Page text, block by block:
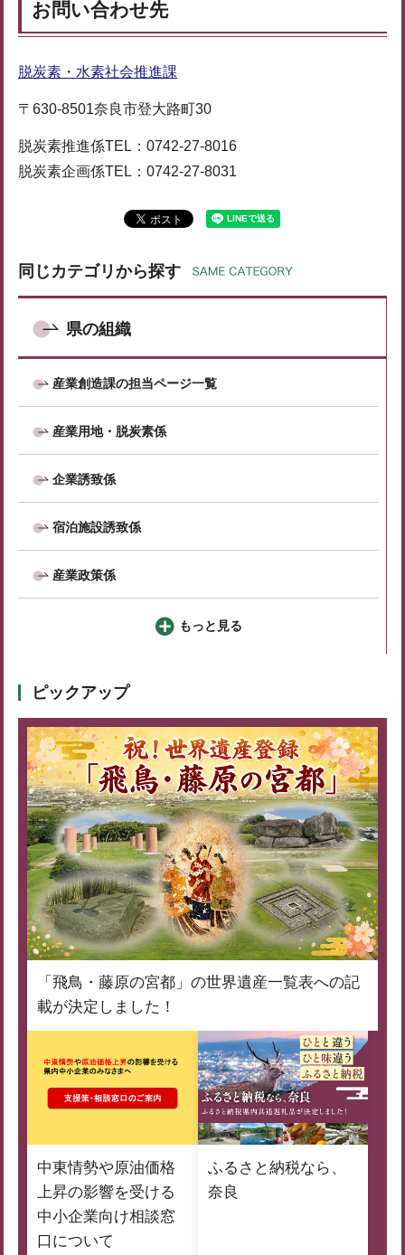
お問い合わせ先
脱炭素・水素社会推進課
〒630-8501奈良市登大路町30
脱炭素推進係TEL：0742-27-8016
脱炭素企画係TEL：0742-27-8031
同じカテゴリから探す
県の組織
産業創造課の担当ページ一覧
産業用地・脱炭素係
企業誘致係
宿泊施設誘致係
産業政策係
もっと見る
ピックアップ
「飛鳥・藤原の宮都」の世界遺産一覧表への記
載が決定しました！
中東情勢や原油価格
上昇の影響を受ける
中小企業向け相談窓
口について
ふるさと納税なら、
奈良